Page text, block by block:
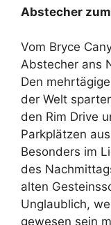
Abstecher
Vom Bryce
Abstecher ans
Den
der Welt
den Rim Drive
Parkplätzen
Besonders im
des
alten
Unglaublich,
gewesen sein